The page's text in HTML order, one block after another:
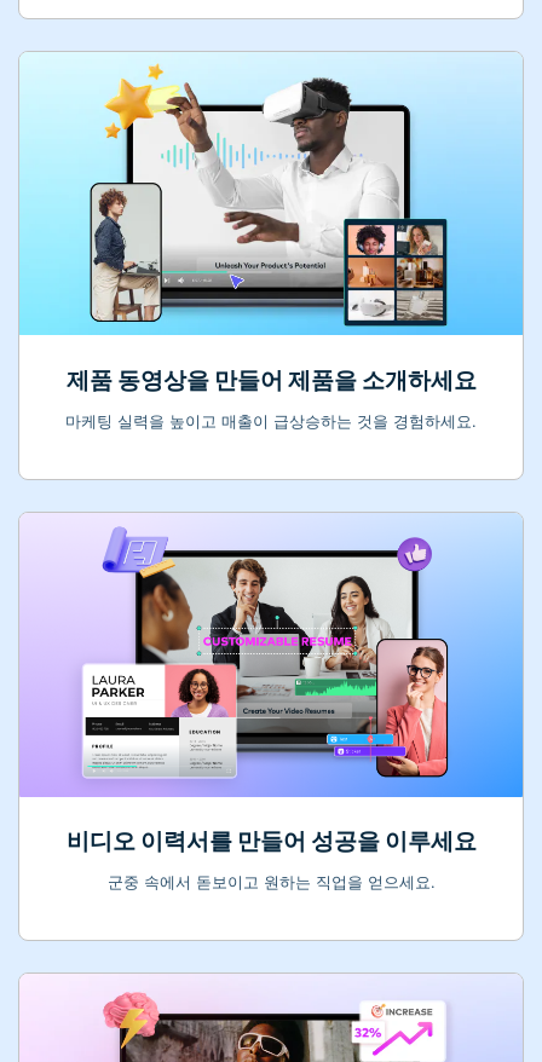
제품 동영상을 만들어 제품을 소개하세요
마케팅 실력을 높이고 매출이 급상승하는 것을 경험하세요.
비디오 이력서를 만들어 성공을 이루세요
군중 속에서 돋보이고 원하는 직업을 얻으세요.